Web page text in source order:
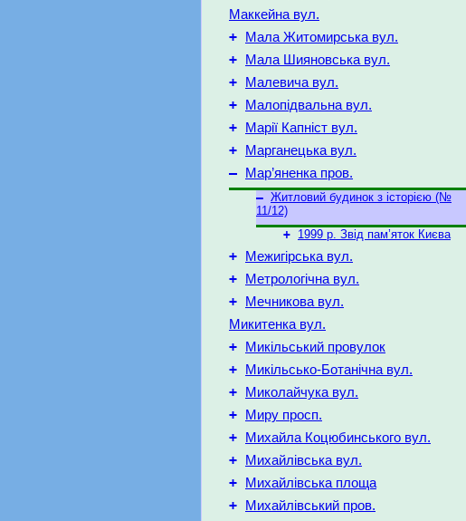
Маккейна вул.
+ Мала Житомирська вул.
+ Мала Шияновська вул.
+ Малевича вул.
+ Малопідвальна вул.
+ Марії Капніст вул.
+ Марганецька вул.
– Мар’яненка пров.
– Житловий будинок з історією (№
11/12)
+ 1999 р. Звід пам’яток Києва
+ Межигірська вул.
+ Метрологічна вул.
+
Мечникова вул.
Микитенка вул.
+ Микільський провулок
+ Микільсько-Ботанічна вул.
+ Миколайчука вул.
+ Миру просп.
+ Михайла Коцюбинського вул.
+ Михайлівська вул.
+ Михайлівська площа
+ Михайлівський пров.